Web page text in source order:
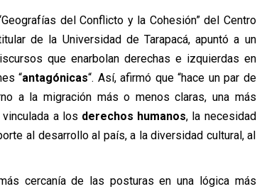
del Conflicto y la Cohesión” del Centro
de la Universidad de Tarapacá, apuntó a un
que enarbolan derechas e izquierdas en
“antagónicas“. Así, afirmó que “hace un par de
a la migración más o menos claras, una más
a los derechos humanos, la necesidad
al desarrollo al país, a la diversidad cultural, al
cercanía de las posturas en una lógica más